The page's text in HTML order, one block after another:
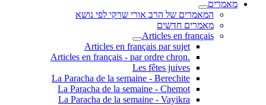
מאמרים
המאמרים של הרב אורי שרקי לפי נושא
מאמרים חדשים
Articles en français
Articles en français par sujet
.Articles en français - par ordre chron
Les fêtes juives
La Paracha de la semaine - Berechite
La Paracha de la semaine - Chemot
La Paracha de la semaine - Vayikra